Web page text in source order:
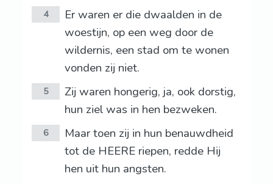
4
Er waren er die dwaalden in de
woestijn, op een weg door de
wildernis, een stad om te wonen
vonden zij niet.
5
Zij waren hongerig, ja, ook dorstig,
hun ziel was in hen bezweken.
6
Maar toen zij in hun benauwdheid
tot de HEERE riepen, redde Hij
hen uit hun angsten.